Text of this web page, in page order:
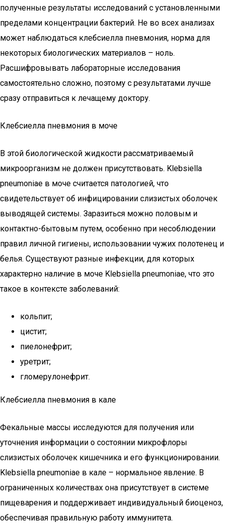
полученные результаты исследований с установленными
пределами концентрации бактерий. Не во всех анализах
может наблюдаться клебсиелла пневмония, норма для
некоторых биологических материалов – ноль.
Расшифровывать лабораторные исследования
самостоятельно сложно, поэтому с результатами лучше
сразу отправиться к лечащему доктору.
Клебсиелла пневмония в моче
В этой биологической жидкости рассматриваемый
микроорганизм не должен присутствовать. Klebsiella
pneumoniae в моче считается патологией, что
свидетельствует об инфицировании слизистых оболочек
выводящей системы. Заразиться можно половым и
контактно-бытовым путем, особенно при несоблюдении
правил личной гигиены, использовании чужих полотенец и
белья. Существуют разные инфекции, для которых
характерно наличие в моче Klebsiella pneumoniae, что это
такое в контексте заболеваний:
кольпит;
цистит;
пиелонефрит;
уретрит;
гломерулонефрит.
Клебсиелла пневмония в кале
Фекальные массы исследуются для получения или
уточнения информации о состоянии микрофлоры
слизистых оболочек кишечника и его функционировании.
Klebsiella pneumoniae в кале – нормальное явление. В
ограниченных количествах она присутствует в системе
пищеварения и поддерживает индивидуальный биоценоз,
обеспечивая правильную работу иммунитета.